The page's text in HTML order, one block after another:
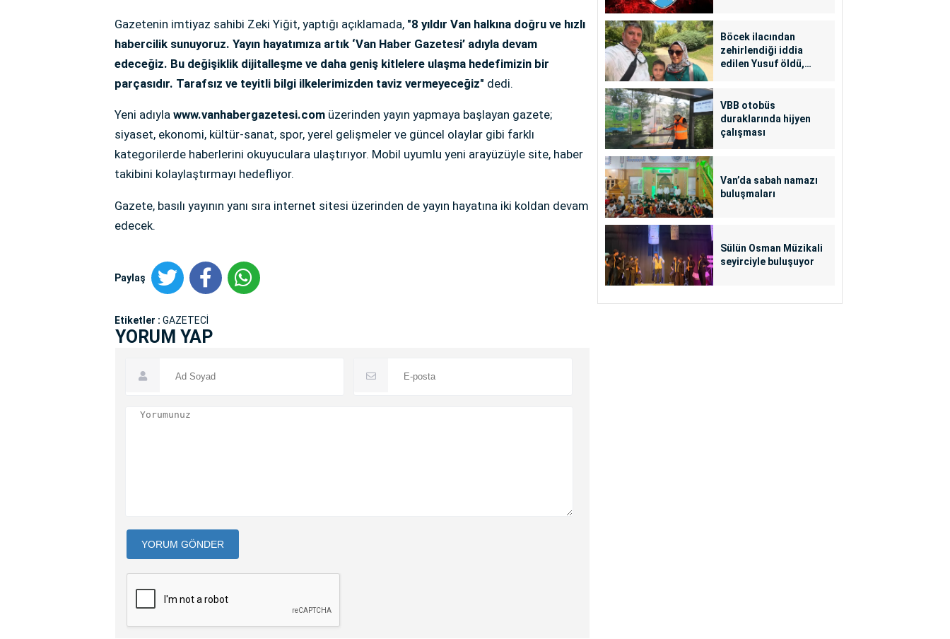
Gazetenin imtiyaz sahibi Zeki Yiğit, yaptığı açıklamada, "8 yıldır Van halkına doğru ve hızlı
habercilik sunuyoruz. Yayın hayatımıza artık ‘Van Haber Gazetesi’ adıyla devam
edeceğiz. Bu değişiklik dijitalleşme ve daha geniş kitlelere ulaşma hedefimizin bir
parçasıdır. Tarafsız ve teyitli bilgi ilkelerimizden taviz vermeyeceğiz" dedi.
Yeni adıyla www.vanhabergazetesi.com üzerinden yayın yapmaya başlayan gazete;
siyaset, ekonomi, kültür-sanat, spor, yerel gelişmeler ve güncel olaylar gibi farklı
kategorilerde haberlerini okuyuculara ulaştırıyor. Mobil uyumlu yeni arayüzüyle site, haber
takibini kolaylaştırmayı hedefliyor.
Gazete, basılı yayının yanı sıra internet sitesi üzerinden de yayın hayatına iki koldan devam
edecek.
Paylaş
Etiketler : GAZETECİ
YORUM YAP
YORUM GÖNDER
Böcek ilacından
zehirlendiği iddia
edilen Yusuf öldü,
VBB otobüs
duraklarında hijyen
çalışması
Van’da sabah namazı
buluşmaları
Sülün Osman Müzikali
seyirciyle buluşuyor